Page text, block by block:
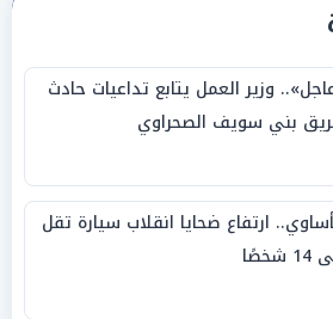
وزير العمل يتابع تداعيات حادث
بني سويف الصحراوي
ارتفاع ضحايا انقلاب سيارة تقل